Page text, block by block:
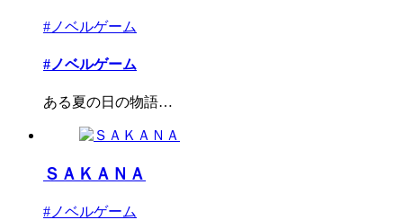
#ノベルゲーム
#ノベルゲーム
ある夏の日の物語…
ＳＡＫＡＮＡ
#ノベルゲーム